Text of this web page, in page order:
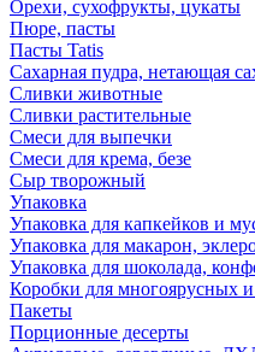
Орехи, сухофрукты, цукаты
Пюре, пасты
Пасты Tatis
Сахарная пудра, нетающая
Сливки животные
Сливки растительные
Смеси для выпечки
Смеси для крема, безе
Сыр творожный
Упаковка
Упаковка для капкейков и
Упаковка для макарон,
Упаковка для шоколада,
Коробки для многоярусных
Пакеты
Порционные десерты